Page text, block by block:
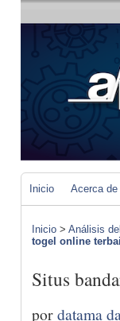
Inicio Acerca de
Inicio > Análisis
togel online
Situs
pordatama